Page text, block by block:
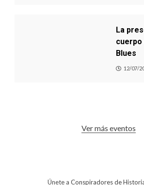
La
cuerpo
Blues
12/07/
Ver más eventos
Únete a Conspiradores de